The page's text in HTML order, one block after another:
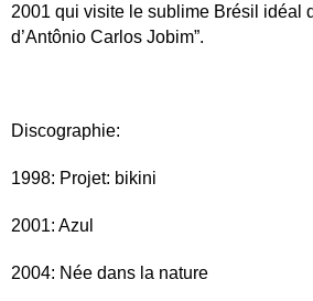
2001 qui visite le sublime Brésil idéal
d’Antônio Carlos Jobim”.
Discographie:
1998: Projet: bikini
2001: Azul
2004: Née dans la nature